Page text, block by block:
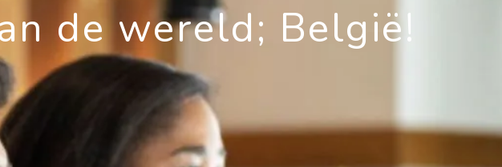
de wereld; België!